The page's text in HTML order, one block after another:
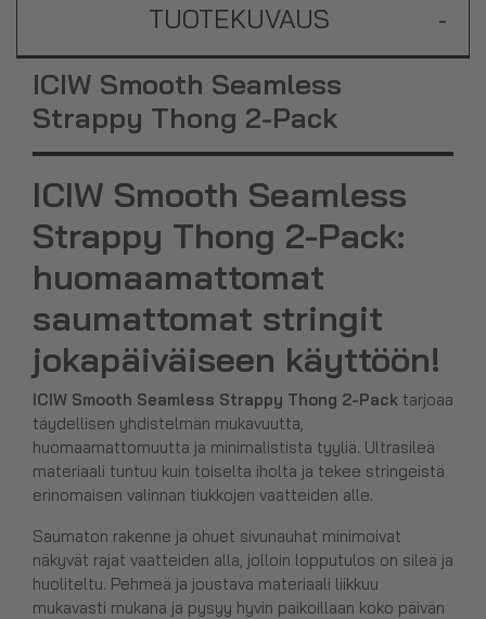
TUOTEKUVAUS -
ICIW Smooth Seamless
Strappy Thong 2-Pack
ICIW Smooth Seamless
Strappy Thong 2-Pack:
huomaamattomat
saumattomat stringit
jokapäiväiseen käyttöön!
ICIW Smooth Seamless Strappy Thong 2-Pack tarjoaa
täydellisen yhdistelmän mukavuutta,
huomaamattomuutta ja minimalistista tyyliä. Ultrasileä
materiaali tuntuu kuin toiselta iholta ja tekee stringeistä
erinomaisen valinnan tiukkojen vaatteiden alle.
Saumaton rakenne ja ohuet sivunauhat minimoivat
näkyvät rajat vaatteiden alla, jolloin lopputulos on sileä ja
huoliteltu. Pehmeä ja joustava materiaali liikkuu
mukavasti mukana ja pysyy hyvin paikoillaan koko päivän